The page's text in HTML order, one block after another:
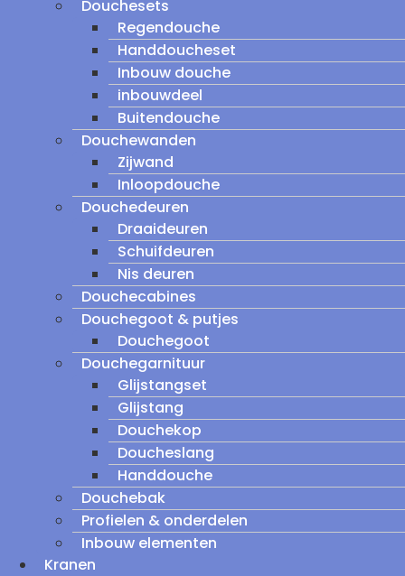
Douchesets
Regendouche
Handdoucheset
Inbouw douche
inbouwdeel
Buitendouche
Douchewanden
Zijwand
Inloopdouche
Douchedeuren
Draaideuren
Schuifdeuren
Nis deuren
Douchecabines
Douchegoot & putjes
Douchegoot
Douchegarnituur
Glijstangset
Glijstang
Douchekop
Doucheslang
Handdouche
Douchebak
Profielen & onderdelen
Inbouw elementen
Kranen